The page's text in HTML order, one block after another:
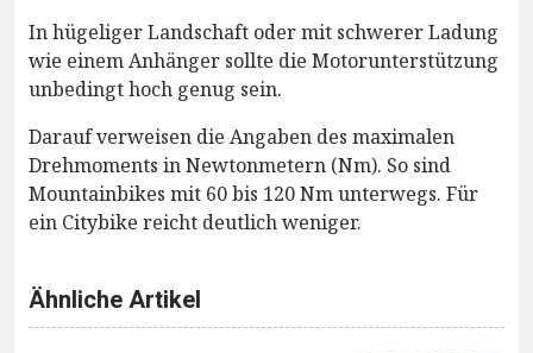
In hügeliger Landschaft oder mit schwerer Ladung
wie einem Anhänger sollte die Motorunterstützung
unbedingt hoch genug sein.
Darauf verweisen die Angaben des maximalen
Drehmoments in Newtonmetern (Nm). So sind
Mountainbikes mit 60 bis 120 Nm unterwegs. Für
ein Citybike reicht deutlich weniger.
Ähnliche Artikel